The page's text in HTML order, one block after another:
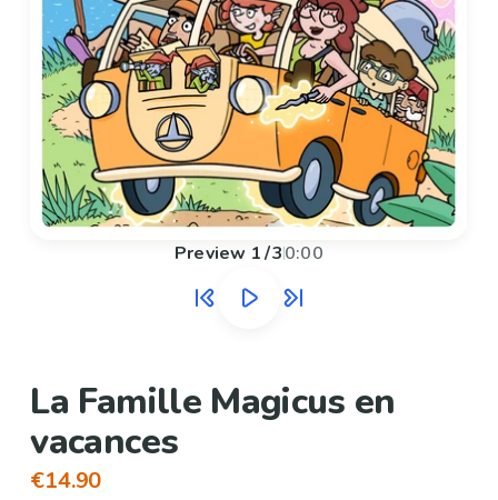
Preview 1/30:00
La Famille Magicus en
vacances
€14.90